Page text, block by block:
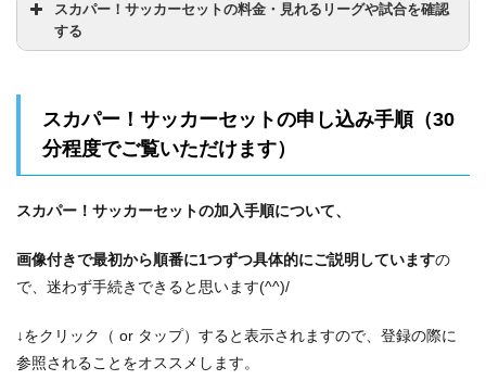
スカパー！サッカーセットの料金・見れるリーグや試合を確認
する
スカパー！は、
加入初月は０円です。
基本料、視聴料とも0円で費用は一切かかりません。
翌月末での解約
スカパー！サッカーセットの申し込み手順（30
分程度でご覧いただけます）
スカパー！サッカーセットの加入手順について、
画像付きで最初から順番に1つずつ具体的にご説明していますの
で、迷わず手続きできると思います(^^)/
↓をクリック（ or タップ）すると表示されますので、登録の際に
参照されることをオススメします。